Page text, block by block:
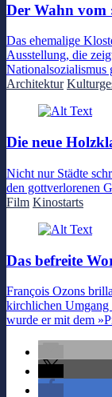
Der Wahn vom
Das ehemalige
Ausstellung, die
Nationalsozialismus
Architektur
Die neue
Nicht nur Städte
den gottverlorenen
Film Kinostarts
Das befreite
François Ozons
kirchlichen
wurde er mit dem